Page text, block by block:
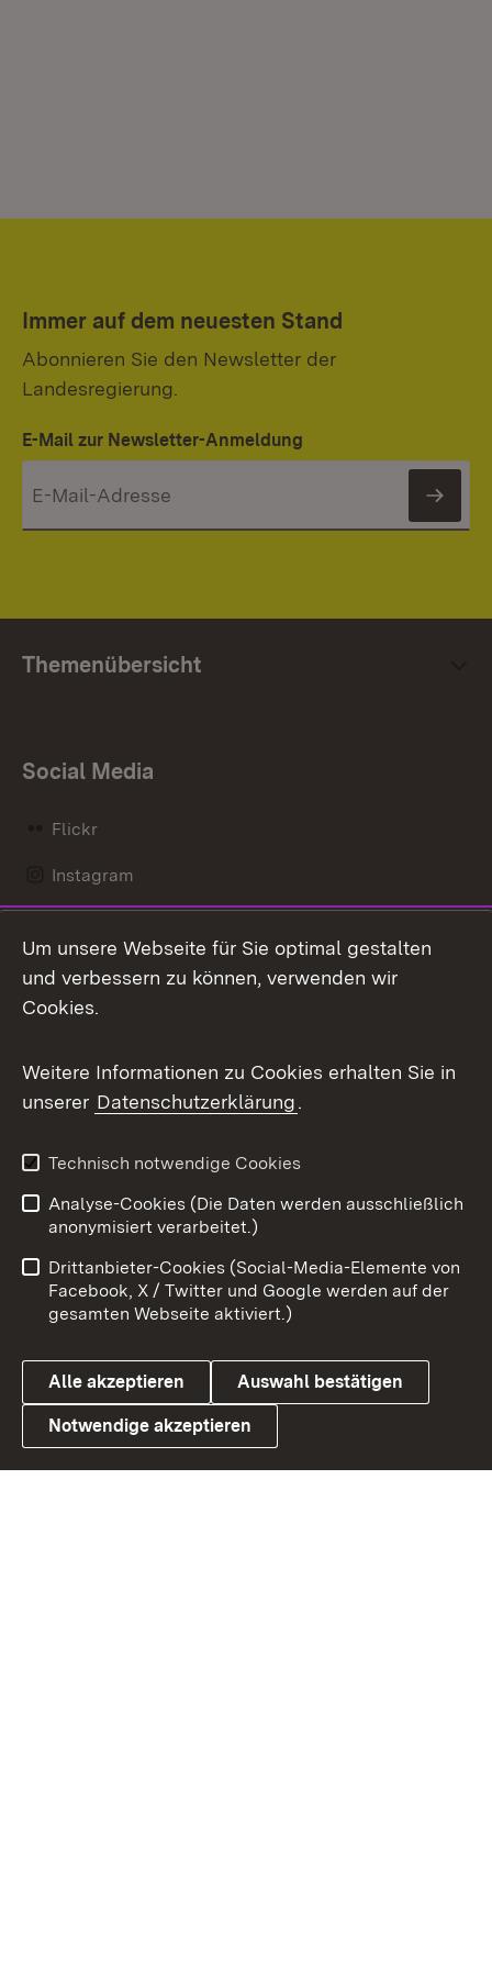
Immer auf dem neuesten Stand
Abonnieren Sie den Newsletter der
Landesregierung.
E-Mail zur Newsletter-Anmeldung
Themenübersicht
Social Media
Flickr
Instagram
Mastodon
Messenger
Social Wall
X / Twitter
Youtube
Link zum Landesportal
Benutzungshinweise
Barrierefreiheit
Datenschutz
Cookies
Um unsere Webseite für Sie optimal gestalten
und verbessern zu können, verwenden wir
Cookies.
Weitere Informationen zu Cookies erhalten Sie in
unserer Datenschutzerklärung.
Technisch notwendige Cookies
Analyse-Cookies (Die Daten werden ausschließlich
anonymisiert verarbeitet.)
Drittanbieter-Cookies (Social-Media-Elemente von
Facebook, X / Twitter und Google werden auf der
gesamten Webseite aktiviert.)
Alle akzeptieren Auswahl bestätigen
Notwendige akzeptieren